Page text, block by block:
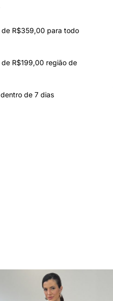
R$359,00 para todo
R$199,00 região de
de 7 dias